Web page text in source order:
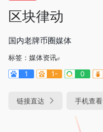
区块律动
国内老牌币圈媒体
标签： 媒体资讯
1
1- 0
链接直达 手机查看